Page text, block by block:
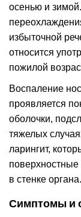
осенью и
избыточной
относится
пожилой
Воспаление
проявляется
оболочки,
тяжелых
ларингит,
в стенке органа.
Симптомы и